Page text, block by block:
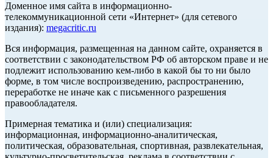
Доменное имя сайта в информационно-
телекоммуникационной сети «Интернет» (для сетевого
издания): megacritic.ru
Вся информация, размещенная на данном сайте, охраняется в
соответствии с законодательством РФ об авторском праве и не
подлежит использованию кем-либо в какой бы то ни было
форме, в том числе воспроизведению, распространению,
переработке не иначе как с письменного разрешения
правообладателя.
Примерная тематика и (или) специализация:
информационная, информационно-аналитическая,
политическая, образовательная, спортивная, развлекательная,